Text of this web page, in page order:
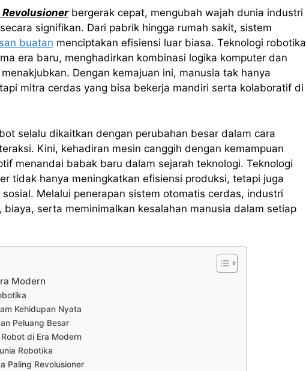
bergerak cepat, mengubah wajah dunia industri
signifikan. Dari pabrik hingga rumah sakit, sistem
buatan menciptakan efisiensi luar biasa. Teknologi robotika
era baru, menghadirkan kombinasi logika komputer dan
Dengan kemajuan ini, manusia tak hanya
mitra cerdas yang bisa bekerja mandiri serta kolaboratif di
selalu dikaitkan dengan perubahan besar dalam cara
Kini, kehadiran mesin canggih dengan kemampuan
menandai babak baru dalam sejarah teknologi. Teknologi
tidak hanya meningkatkan efisiensi produksi, tetapi juga
Melalui penerapan sistem otomatis cerdas, industri
serta meminimalkan kesalahan manusia dalam setiap
Modern
Kehidupan Nyata
Peluang Besar
di Era Modern
Robotika
Paling Revolusioner